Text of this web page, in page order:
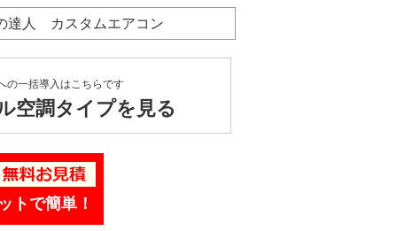
達人 カスタムエアコン
の一括導入はこちらです
空調タイプを見る
トで簡単！